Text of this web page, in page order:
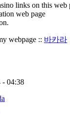
links on this web
web page
webpage :: 바카라
- 04:38